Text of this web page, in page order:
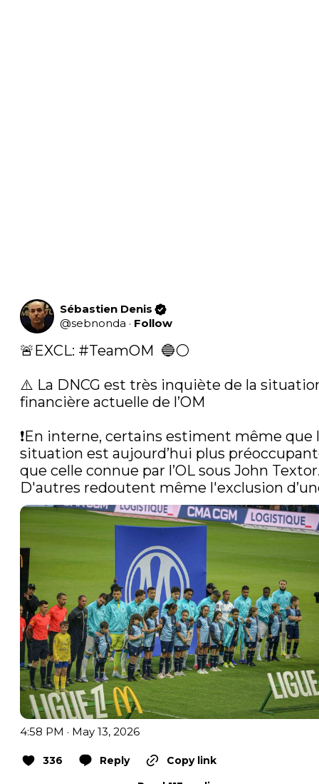
Sébastien Denis
@sebnonda · Follow
🚨EXCL: #TeamOM
  🔵⚪️
⚠️ La DNCG est très inquiète de la
financière actuelle de l’OM
❗️En interne, certains estiment même que
situation est aujourd’hui plus
que celle connue par l’OL sous John
D'autres redoutent même l'exclusion
4:58 PM · May 13, 2026
336 Reply
Copy link